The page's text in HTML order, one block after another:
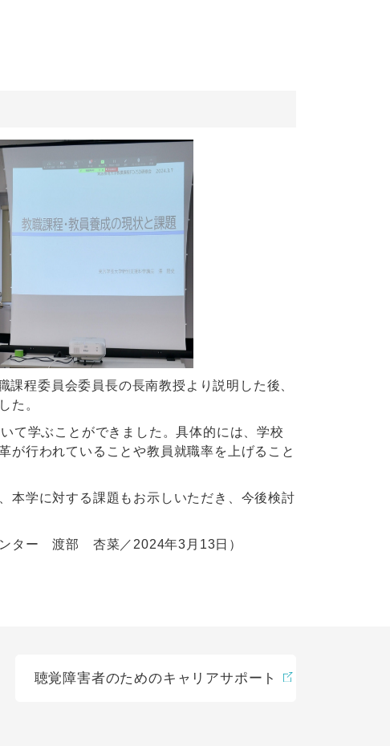
程委員会委員長の長南教授より説明した後、
た。
て学ぶことができました。具体的には、学校
が行われていることや教員就職率を上げること
本学に対する課題もお示しいただき、今後検討
2024年3月13日）
聴覚障害者のためのキャリアサポート